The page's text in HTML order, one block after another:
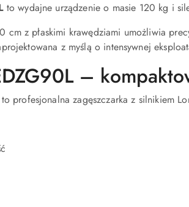
to wydajne urządzenie o masie 120 kg i
cm z płaskimi krawędziami umożliwia
z myślą o intensywnej
–
profesjonalna zagęszczarka z silnikiem